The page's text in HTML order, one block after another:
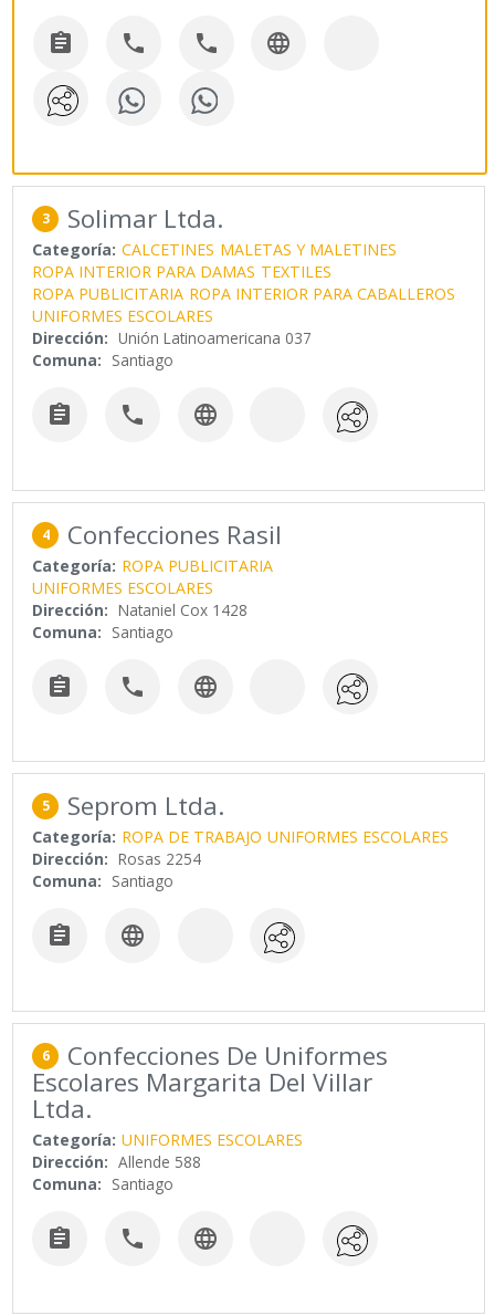
   
3 Solimar Ltda.
Categoría: CALCETINES MALETAS Y MALETINES
ROPA INTERIOR PARA DAMAS TEXTILES
ROPA PUBLICITARIA ROPA INTERIOR PARA CABALLEROS
UNIFORMES ESCOLARES
Dirección: Unión Latinoamericana 037
Comuna: Santiago
  
4 Confecciones Rasil
Categoría: ROPA PUBLICITARIA
UNIFORMES ESCOLARES
Dirección: Nataniel Cox 1428
Comuna: Santiago
  
5 Seprom Ltda.
Categoría: ROPA DE TRABAJO UNIFORMES ESCOLARES
Dirección: Rosas 2254
Comuna: Santiago
 
6 Confecciones De Uniformes
Escolares Margarita Del Villar
Ltda.
Categoría: UNIFORMES ESCOLARES
Dirección: Allende 588
Comuna: Santiago
  